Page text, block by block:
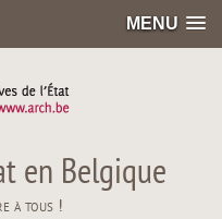
MENU
en Belgique
à tous !